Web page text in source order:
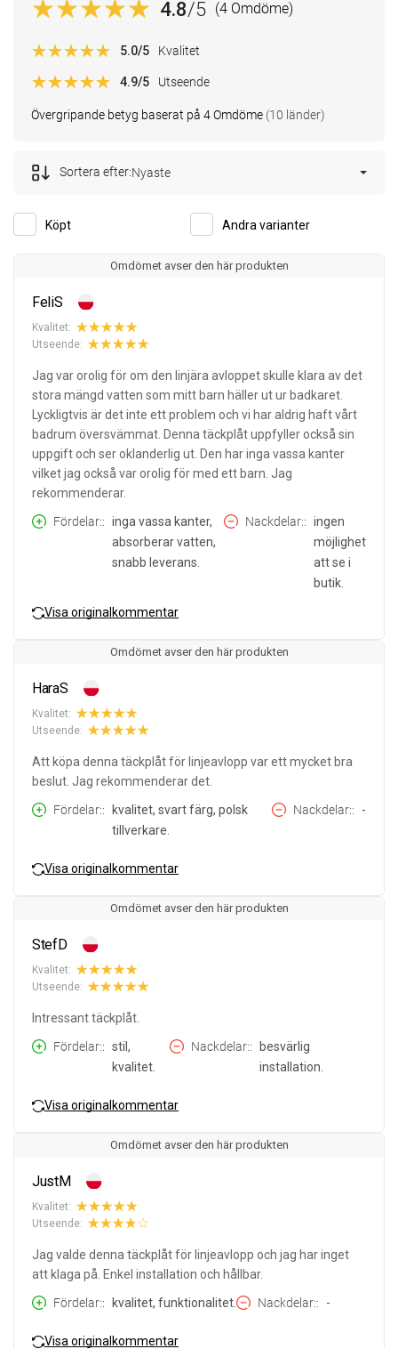
4.8/5 (4 Omdöme)
Övergripande betyg baserat på 4 Omdöme (10 länder)
5.0/5 Kvalitet
4.9/5 Utseende
Köpt Andra varianter
Sortera efter:Nyaste
Omdömet avser den här produkten
FeliS
Kvalitet:
Utseende:
Jag var orolig för om den linjära avloppet skulle klara av det
stora mängd vatten som mitt barn häller ut ur badkaret.
Lyckligtvis är det inte ett problem och vi har aldrig haft vårt
badrum översvämmat. Denna täckplåt uppfyller också sin
uppgift och ser oklanderlig ut. Den har inga vassa kanter
vilket jag också var orolig för med ett barn. Jag
rekommenderar.
Fördelar:
inga vassa kanter,
absorberar vatten,
snabb leverans.
Nackdelar:
ingen
möjlighet
att se i
butik.
Visa originalkommentar
Omdömet avser den här produkten
HaraS
Kvalitet:
Utseende:
Att köpa denna täckplåt för linjeavlopp var ett mycket bra
beslut. Jag rekommenderar det.
Fördelar:
kvalitet, svart färg, polsk
tillverkare.
Nackdelar: -
Visa originalkommentar
Omdömet avser den här produkten
StefD
Kvalitet:
Utseende:
Intressant täckplåt.
Fördelar:
stil,
kvalitet.
Nackdelar:
besvärlig
installation.
Visa originalkommentar
Omdömet avser den här produkten
JustM
Kvalitet:
Utseende:
Jag valde denna täckplåt för linjeavlopp och jag har inget
att klaga på. Enkel installation och hållbar.
Fördelar:
kvalitet, funktionalitet. Nackdelar: -
Visa originalkommentar